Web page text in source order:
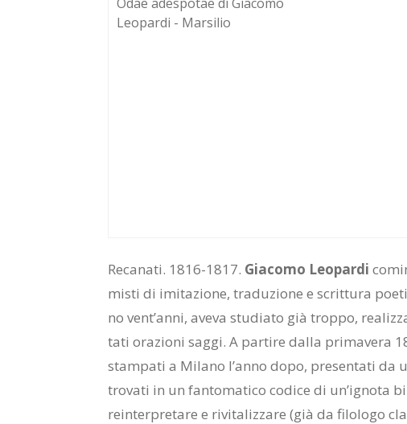
Re­ca­na­ti. 1816-1817. Gia­co­mo Leo­par­di
mi­sti di imi­ta­zio­ne, tra­du­zio­ne e scrit­tu­ra
no ven­t’an­ni, ave­va stu­dia­to già trop­po,
ta­ti ora­zio­ni sag­gi. A par­ti­re dal­la pri­ma­ve­ra
stam­pa­ti a Mi­la­no l’an­no dopo, pre­sen­ta­ti
tro­va­ti in un fan­to­ma­ti­co co­di­ce di un’i­gno­ta
rein­ter­pre­ta­re e ri­vi­ta­liz­za­re (già da fi­lo­lo­go